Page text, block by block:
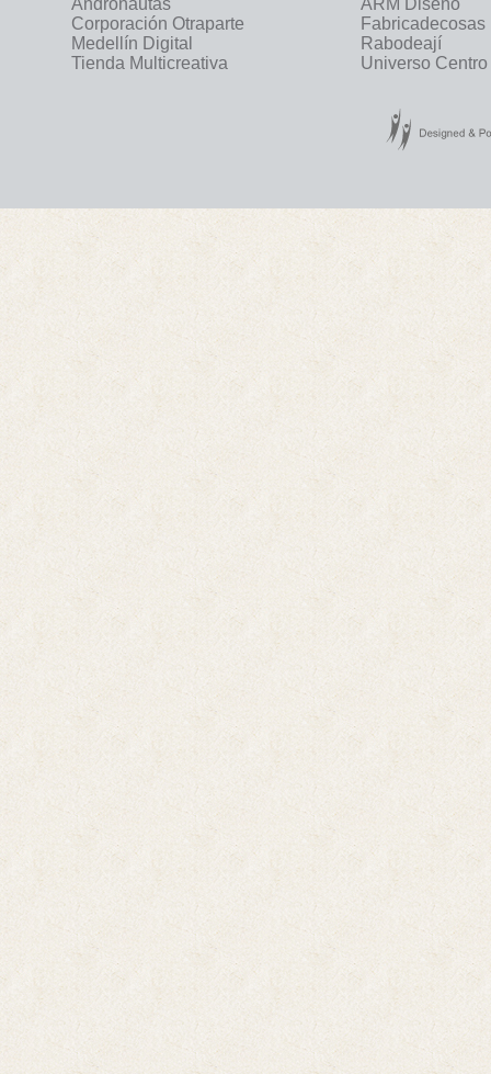
Andronautas
ARM Diseño
Corporación Otraparte
Fabricadecosas
Medellín Digital
Rabodeají
Tienda Multicreativa
Universo Centro